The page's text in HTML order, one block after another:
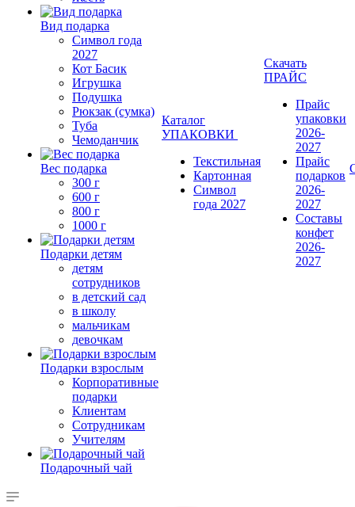
Вид подарка
Символ года
2027
Кот Басик
Игрушка
Подушка
Рюкзак (сумка)
Туба
Чемоданчик
Вес подарка
300 г
600 г
800 г
1000 г
Подарки детям
детям
сотрудников
в детский сад
в школу
мальчикам
девочкам
Подарки взрослым
Корпоративные
подарки
Клиентам
Сотрудникам
Учителям
Подарочный чай
Каталог
УПАКОВКИ
Текстильная
Картонная
Символ
года 2027
Скачать
ПРАЙС
Прайс
упаковки
2026-
2027
Прайс
подарков
2026-
2027
Составы
конфет
2026-
2027